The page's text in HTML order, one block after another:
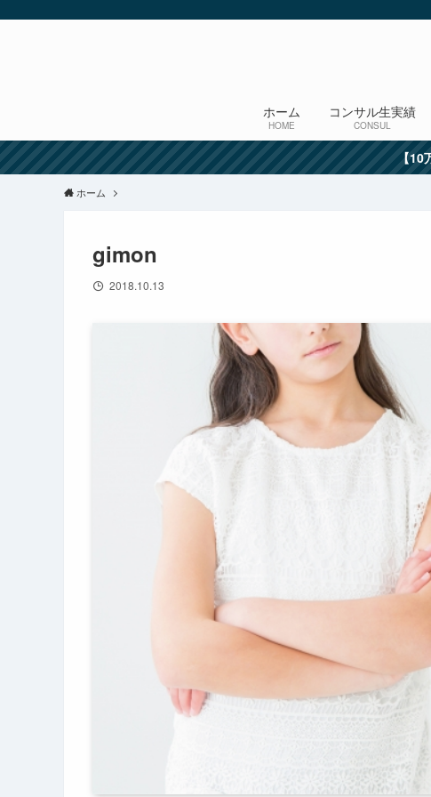
ホーム
HOME
コンサル生実績
CONSUL
【10
ホーム
gimon
2018.10.13